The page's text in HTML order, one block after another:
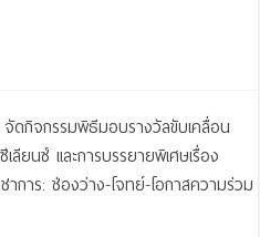
ดกิจกรรมพิธีมอบรางวัลขับเคลื่อน
ยนซ์ และการบรรยายพิเศษเรื่อง
าการ: ช่องว่าง-โจทย์-โอกาสความร่วม